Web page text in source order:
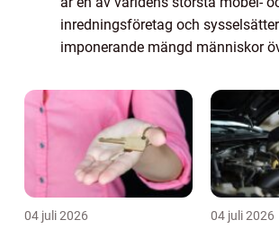
inredningsföretag och
imponerande mängd människor
länder är företaget känt för sina
möbler...
04 juli 2026 04 juli 2026